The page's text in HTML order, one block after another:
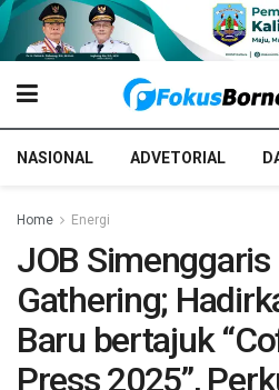
NASIONAL ADVETORIAL
Home Energi
JOB
Gathering;
Baru bertajuk
Press 2025”,